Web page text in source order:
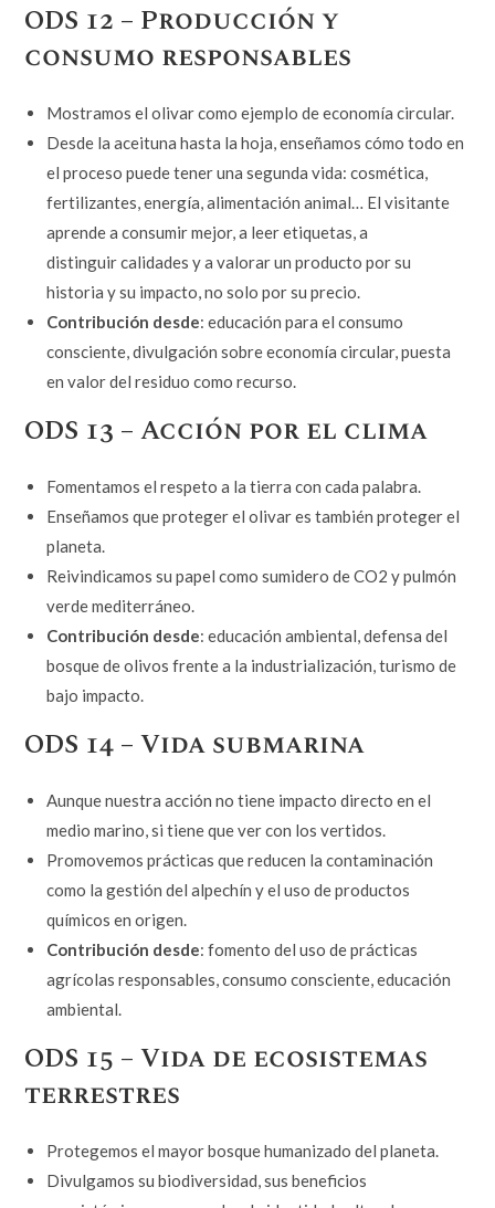
ODS 12 – Producción y
consumo responsables
Mostramos el olivar como ejemplo de economía circular.
Desde la aceituna hasta la hoja, enseñamos cómo todo en
el proceso puede tener una segunda vida: cosmética,
fertilizantes, energía, alimentación animal… El visitante
aprende a consumir mejor, a leer etiquetas, a
distinguir calidades y a valorar un producto por su
historia y su impacto, no solo por su precio.
Contribución desde: educación para el consumo
consciente, divulgación sobre economía circular, puesta
en valor del residuo como recurso.
ODS 13 – Acción por el clima
Fomentamos el respeto a la tierra con cada palabra.
Enseñamos que proteger el olivar es también proteger el
planeta.
Reivindicamos su papel como sumidero de CO2 y pulmón
verde mediterráneo.
Contribución desde: educación ambiental, defensa del
bosque de olivos frente a la industrialización, turismo de
bajo impacto.
ODS 14 – Vida submarina
Aunque nuestra acción no tiene impacto directo en el
medio marino, si tiene que ver con los vertidos.
Promovemos prácticas que reducen la contaminación
como la gestión del alpechín y el uso de productos
químicos en origen.
Contribución desde: fomento del uso de prácticas
agrícolas responsables, consumo consciente, educación
ambiental.
ODS 15 – Vida de ecosistemas
terrestres
Protegemos el mayor bosque humanizado del planeta.
Divulgamos su biodiversidad, sus beneficios